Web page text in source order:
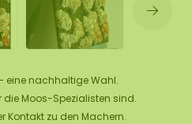
– eine nachhaltige Wahl.
die Moos-Spezialisten sind.
Kontakt zu den Machern.